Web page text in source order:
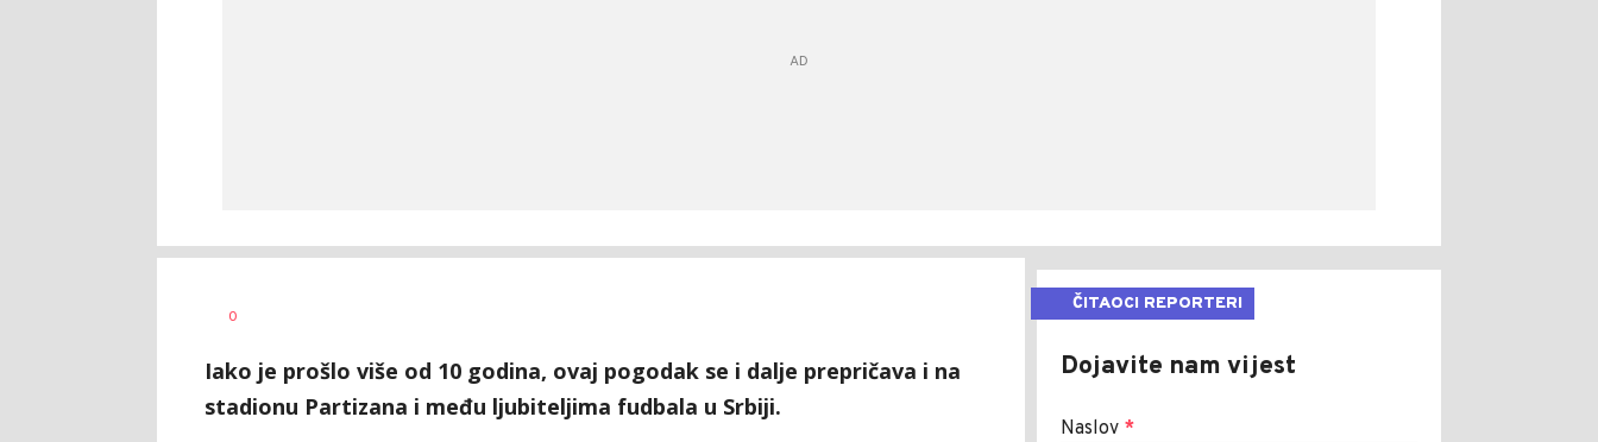
AUTOR
0
Iako je prošlo više od 10 godina, ovaj pogodak se i dalje prepričava i na
stadionu Partizana i među ljubiteljima fudbala u Srbiji.
ČITAOCI REPORTERI
Dojavite nam vijest
Naslov *